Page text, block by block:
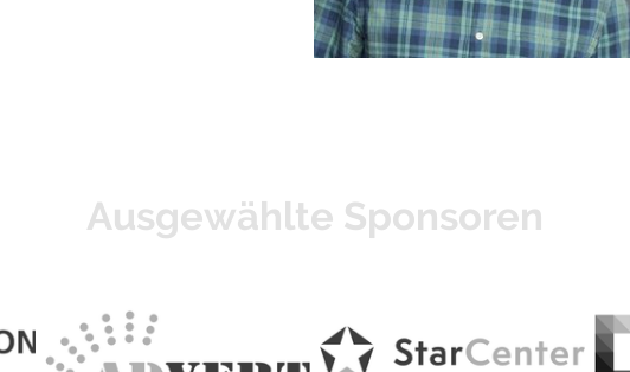
Ausgewählte Sponsoren